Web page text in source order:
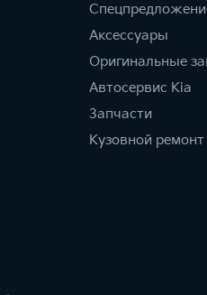
Аксессуары
Оригинальные
Автосервис Kia
Запчасти
Кузовной ремонт